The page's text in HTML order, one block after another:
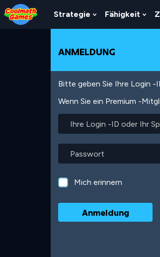
Skip
to
Top
Skip
to
Navigation
Skip
to
Main
Skip
to
Footer
Direkt
zum
Inhalt
Strategie
Show
Submenu
Strategie
Fähigkeit
ANMELDUNG
Bitte geben Sie Ihre Login -
Wenn Sie ein Premium -
Login
ID
oder
Ihr
Spitzname
Mich erinnern